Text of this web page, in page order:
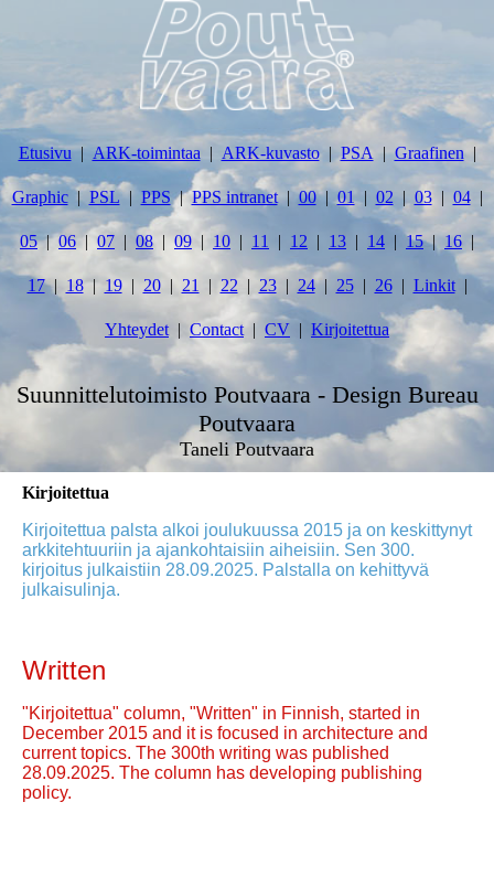
Etusivu ARK-toimintaa ARK-kuvasto PSA Graafinen
Graphic PSL PPS PPS intranet 00 01 02 03 04
05 06 07 08 09 10 11 12 13 14 15 16
17 18 19 20 21 22 23 24 25 26 Linkit
Yhteydet Contact CV Kirjoitettua
Suunnittelutoimisto Poutvaara - Design Bureau
Poutvaara
Taneli Poutvaara
Kirjoitettua
Kirjoitettua palsta alkoi joulukuussa 2015 ja on keskittynyt
arkkitehtuuriin ja ajankohtaisiin aiheisiin. Sen 300.
kirjoitus julkaistiin 28.09.2025. Palstalla on kehittyvä
julkaisulinja.
Written
"Kirjoitettua" column, "Written" in Finnish, started in
December 2015 and it is focused in architecture and
current topics. The 300th writing was published
28.09.2025. The column has developing publishing
policy.